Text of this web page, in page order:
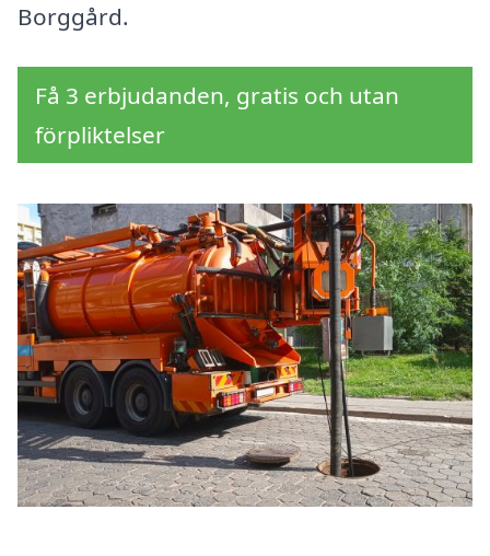
Borggård.
Få 3 erbjudanden, gratis och utan
förpliktelser